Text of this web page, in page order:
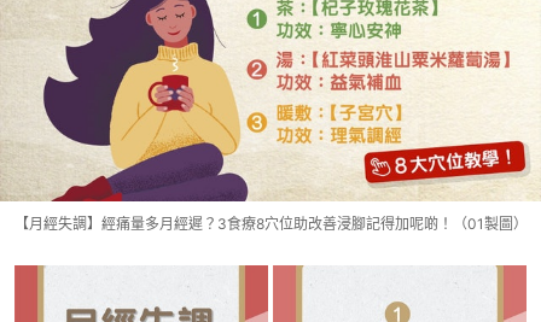
【月經失調】經痛量多月經遲？3食療8穴位助改善浸腳記得加呢啲！（01製圖）